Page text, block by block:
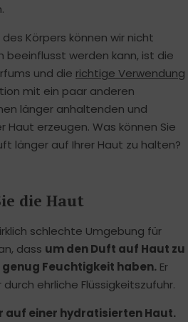
Körpers können wir nicht
beeinflusst werden kann, ist die
und die richtige Verwendung
mit ein paar anderen
länger anhaltenden und
Haut erzeugen. Was können Sie
länger auf Ihrer Haut zu halten?
die Haut
schlechte Umgebung für
dass um den Duft auf Haut zu
Feuchtigkeit haben. Er
ehrliche Flüssigkeitszufuhr.
auf einer hydratisierten Haut.